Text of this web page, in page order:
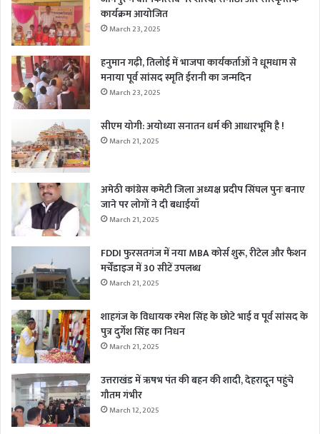
कार्यक्रम आयोजित
March 23, 2025
हनुमान गढ़ी, तिलोई में भाजपा कार्यकर्ताओं ने धूमधाम से
मनाया पूर्व सांसद स्मृति ईरानी का जन्मदिन
March 23, 2025
सीएम योगी: अयोध्या सनातन धर्म की आधारभूमि है !
March 21, 2025
अमेठी कांग्रेस कमेटी जिला अध्यक्ष प्रदीप सिंघल पुनः बनाए
जाने पर लोगों ने दी बधाईयाँ
March 21, 2025
FDDI फुरसतगंज में नया MBA कोर्स शुरू, रीटेल और फैशन
मर्चेंडाइज में 30 सीटें उपलब्ध
March 21, 2025
शाहगंज के विधायक रमेश सिंह के छोटे भाई व पूर्व सांसद के
पुत्र दुर्गेश सिंह का निधन
March 21, 2025
उत्तराखंड में ऋषभ पंत की बहन की शादी, देहरादून पहुंचे
गौतम गंभीर
March 12, 2025